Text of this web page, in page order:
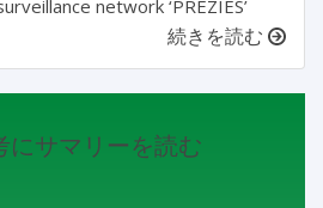
network ‘PREZIES’
続きを読む
にサマリーを読む